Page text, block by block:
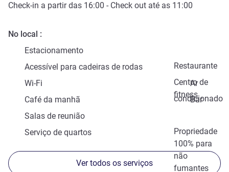
Check-in a partir das 16:00 - Check out até as 11:00
No local
Estacionamento
Restaurante
Acessível para cadeiras de rodas
Centro de
fitness
Wi-Fi
Ar
condicionado
Café da manhã
Bar
Salas de reunião
Propriedade
100% para
não
fumantes
Serviço de quartos
Ver todos os serviços